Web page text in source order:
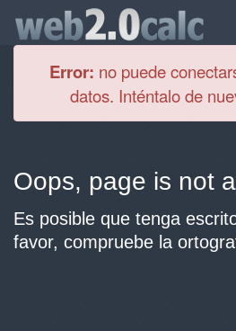
Error: no puede
datos. Inténtalo de
Oops, page is not
Es posible que tenga
favor, compruebe la